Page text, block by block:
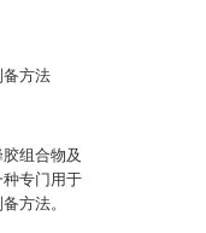
备方法
组合物及
专门用于
方法。